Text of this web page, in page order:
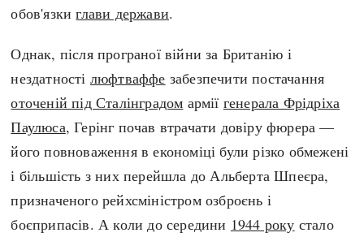
Європа
done
обов'язкиглави держави.
Однак, після програної війни за Британію і
нездатності люфтваффе забезпечити постачання
оточеній під Сталінградом армії генерала Фрідріха
Паулюса, Герінг почав втрачати довіру фюрера —
його повноваження в економіці були різко обмежені
і більшість з них перейшла до Альберта Шпеєра,
призначеного рейхсміністром озброєнь і
боєприпасів. А коли до середини 1944 року стало